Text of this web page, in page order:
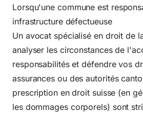
Lorsqu'une commune est
infrastructure défectueuse
Un avocat spécialisé en droit de
analyser les circonstances de
responsabilités et défendre vos
assurances ou des autorités
prescription en droit suisse (en
les dommages corporels) sont